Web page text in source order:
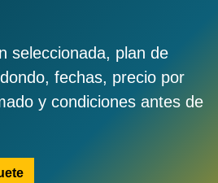
seleccionada, plan de
fechas, precio por
y condiciones antes de